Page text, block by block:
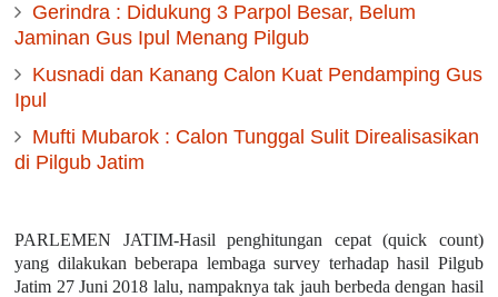
Gerindra : Didukung 3 Parpol Besar, Belum
Jaminan Gus Ipul Menang Pilgub
Kusnadi dan Kanang Calon Kuat Pendamping Gus
Ipul
Mufti Mubarok : Calon Tunggal Sulit Direalisasikan
di Pilgub Jatim
PARLEMEN JATIM-Hasil penghitungan cepat (quick count)
yang dilakukan beberapa lembaga survey terhadap hasil Pilgub
Jatim 27 Juni 2018 lalu, nampaknya tak jauh berbeda dengan hasil